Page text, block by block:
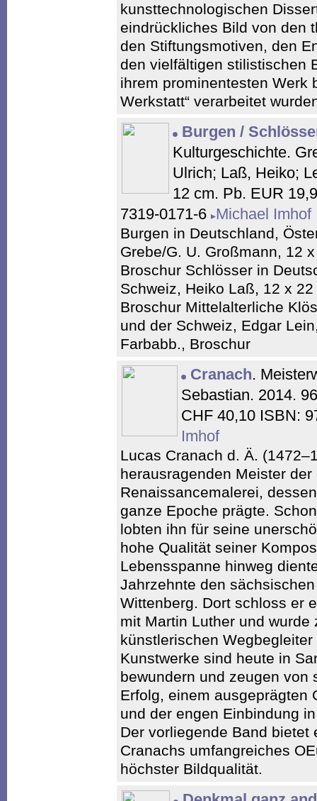
kunsttechnologischen
eindrückliches Bild von den
den Stiftungsmotiven, den
den vielfältigen stilistischen
ihrem prominentesten Werk
Werkstatt“ verarbeitet
Burgen /
Kulturgeschichte.
Ulrich; Laß, Heiko;
12 cm. Pb. EUR
7319-0171-6 Michael Imhof
Burgen in Deutschland,
Grebe/G. U. Großmann, 12
Broschur Schlösser in
Schweiz, Heiko Laß, 12 x
Broschur Mittelalterliche
und der Schweiz, Edgar
Farbabb., Broschur
Cranach.
Sebastian. 2014.
CHF 40,10 ISBN:
Imhof
Lucas Cranach d. Ä.
herausragenden Meister der
Renaissancemalerei,
ganze Epoche prägte.
lobten ihn für seine
hohe Qualität seiner
Lebensspanne hinweg
Jahrzehnte den
Wittenberg. Dort schloss er
mit Martin Luther und wurde
künstlerischen
Kunstwerke sind heute in
bewundern und zeugen von
Erfolg, einem ausgeprägten
und der engen Einbindung
Der vorliegende Band bietet
Cranachs umfangreiches
höchster Bildqualität.